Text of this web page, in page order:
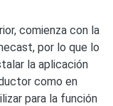
comienza con la
por lo que lo
la aplicación
como en
para la función